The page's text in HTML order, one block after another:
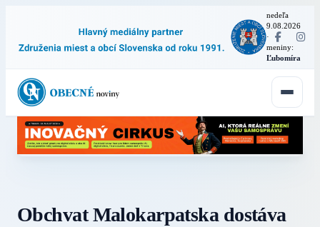
nedeľa
9.08.2026
·
meniny:
Ľubomíra
Obchvat Malokarpatska dostáva